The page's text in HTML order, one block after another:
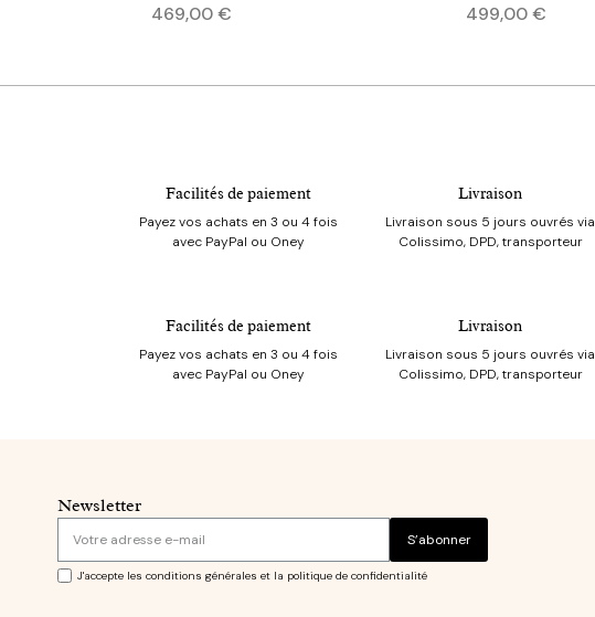
Prix
469,00 € Prix
499,00 €
Facilités de paiement
Payez vos achats en 3 ou 4 fois
avec PayPal ou Oney
Livraison
Livraison sous 5 jours ouvrés via
Colissimo, DPD, transporteur
Facilités de paiement
Payez vos achats en 3 ou 4 fois
avec PayPal ou Oney
Livraison
Livraison sous 5 jours ouvrés via
Colissimo, DPD, transporteur
Newsletter
S’abonner
J'accepte les conditions générales et la politique de confidentialité